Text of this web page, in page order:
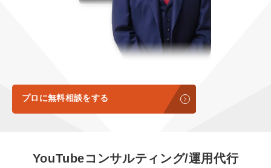
YouTubeディレクター
ミッション・ビジョン・バリュー
代表メッセージ（岩野圭佑）
認定パートナー
プロに無料相談をする
YouTubeコンサルティング/運用代行